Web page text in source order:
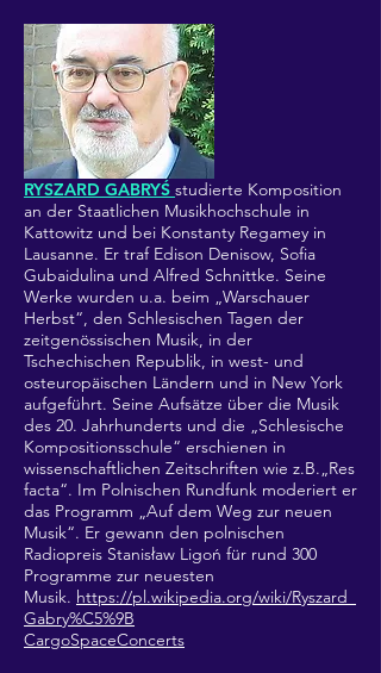
RYSZARD GABRYŚ studierte Komposition
an der Staatlichen Musikhochschule in
Kattowitz und bei Konstanty Regamey in
Lausanne. Er traf Edison Denisow, Sofia
Gubaidulina und Alfred Schnittke. Seine
Werke wurden u.a. beim „Warschauer
Herbst“, den Schlesischen Tagen der
zeitgenössischen Musik, in der
Tschechischen Republik, in west- und
osteuropäischen Ländern und in New York
aufgeführt. Seine Aufsätze über die Musik
des 20. Jahrhunderts und die „Schlesische
Kompositionsschule“ erschienen in
wissenschaftlichen Zeitschriften wie z.B.„Res
facta“. Im Polnischen Rundfunk moderiert er
das Programm „Auf dem Weg zur neuen
Musik“. Er gewann den polnischen
Radiopreis Stanisław Ligoń für rund 300
Programme zur neuesten
Musik. https://pl.wikipedia.org/wiki/Ryszard_
Gabry%C5%9B
CargoSpaceConcerts